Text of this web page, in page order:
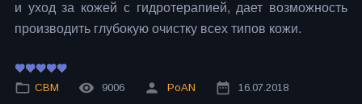
и уход за кожей с гидротерапией, дает возможность
производить глубокую очистку всех типов кожи.
СВМ 9006 PoAN 16.07.2018